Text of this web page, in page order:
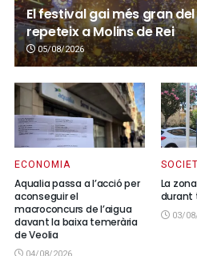
El festival gai més gran
repeteix a Molins de Rei
05/08/2026
ECONOMIA
Aqualia passa a l’acció per
aconseguir el
macroconcurs de l’aigua
davant la baixa temerària
de Veolia
La
durant
03/